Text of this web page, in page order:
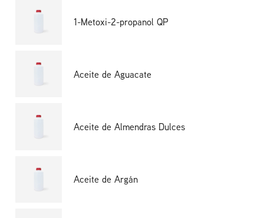
1-Metoxi-2-propanol QP
Aceite de Aguacate
Aceite de Almendras Dulces
Aceite de Argán